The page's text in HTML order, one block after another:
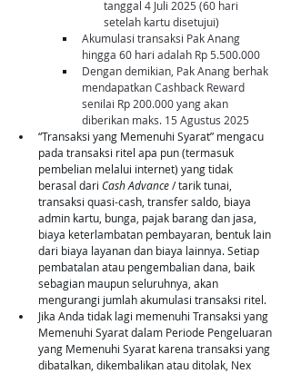
tanggal 4 Juli 2025 (60 hari
setelah kartu disetujui)
Akumulasi transaksi Pak Anang
hingga 60 hari adalah Rp 5.500.000
Dengan demikian, Pak Anang berhak
mendapatkan Cashback Reward
senilai Rp 200.000 yang akan
diberikan maks. 15 Agustus 2025
“Transaksi yang Memenuhi Syarat” mengacu
pada transaksi ritel apa pun (termasuk
pembelian melalui internet) yang tidak
berasal dari Cash Advance / tarik tunai,
transaksi quasi-cash, transfer saldo, biaya
admin kartu, bunga, pajak barang dan jasa,
biaya keterlambatan pembayaran, bentuk lain
dari biaya layanan dan biaya lainnya. Setiap
pembatalan atau pengembalian dana, baik
sebagian maupun seluruhnya, akan
mengurangi jumlah akumulasi transaksi ritel.
Jika Anda tidak lagi memenuhi Transaksi yang
Memenuhi Syarat dalam Periode Pengeluaran
yang Memenuhi Syarat karena transaksi yang
dibatalkan, dikembalikan atau ditolak, Nex